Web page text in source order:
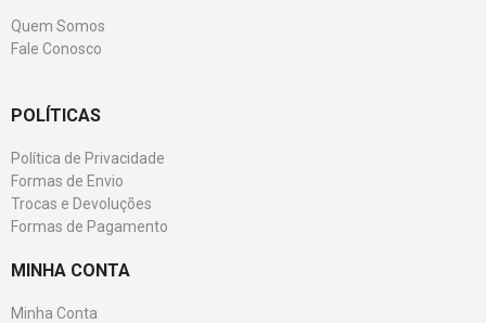
Quem Somos
Fale Conosco
POLÍTICAS
Política de Privacidade
Formas de Envio
Trocas e Devoluções
Formas de Pagamento
MINHA CONTA
Minha Conta